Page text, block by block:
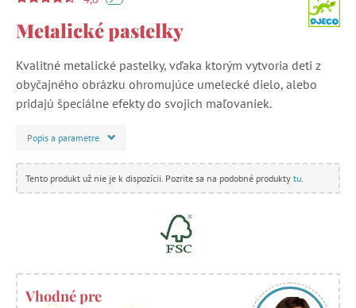
Metalické pastelky
Kvalitné metalické pastelky, vďaka ktorým vytvoria deti z
obyčajného obrázku ohromujúce umelecké dielo, alebo
pridajú špeciálne efekty do svojich maľovaniek.
Popis a parametre
Tento produkt už nie je k dispozícii. Pozrite sa na podobné produkty tu
Vhodné pre